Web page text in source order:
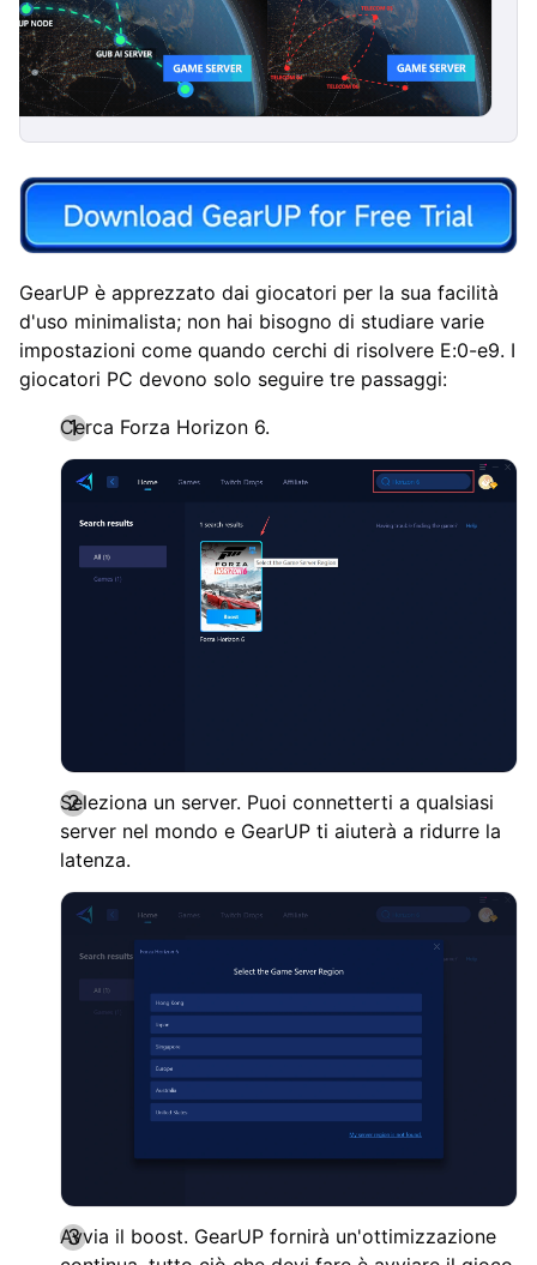
GearUP è apprezzato dai giocatori per la sua facilità
d'uso minimalista; non hai bisogno di studiare varie
impostazioni come quando cerchi di risolvere E:0-e9. I
giocatori PC devono solo seguire tre passaggi:
Cerca Forza Horizon 6.
Seleziona un server. Puoi connetterti a qualsiasi
server nel mondo e GearUP ti aiuterà a ridurre la
latenza.
Avvia il boost. GearUP fornirà un'ottimizzazione